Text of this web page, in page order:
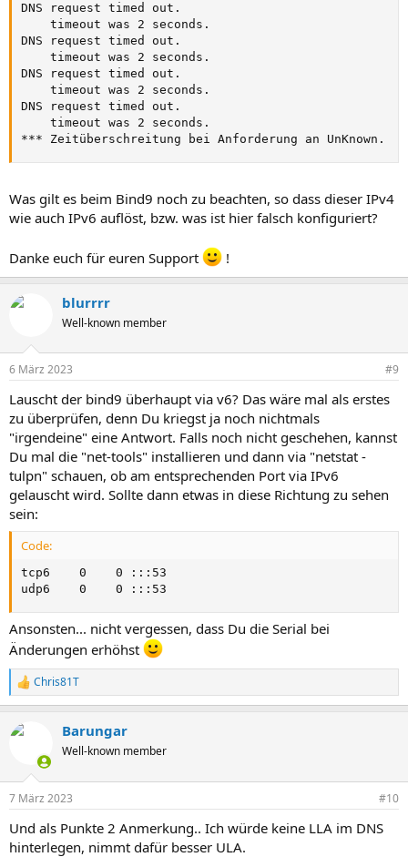
DNS request timed out.
    timeout was 2 seconds.
DNS request timed out.
    timeout was 2 seconds.
DNS request timed out.
    timeout was 2 seconds.
DNS request timed out.
    timeout was 2 seconds.
*** Zeitüberschreitung bei Anforderung an UnKnown.
Was gilt es beim Bind9 noch zu beachten, so dass dieser IPv4
wie auch IPv6 auflöst, bzw. was ist hier falsch konfiguriert?
Danke euch für euren Support !
blurrrr
Well-known member
6 März 2023 #9
Lauscht der bind9 überhaupt via v6? Das wäre mal als erstes
zu überprüfen, denn Du kriegst ja noch nichtmals
"irgendeine" eine Antwort. Falls noch nicht geschehen, kannst
Du mal die "net-tools" installieren und dann via "netstat -
tulpn" schauen, ob am entsprechenden Port via IPv6
gelauscht wird. Sollte dann etwas in diese Richtung zu sehen
sein:
Code:
tcp6    0    0 :::53
udp6    0    0 :::53
Ansonsten... nicht vergessen, dass Du die Serial bei
Änderungen erhöhst
R
e
k
e
:
Chris81T
Barungar
Well-known member
7 März 2023 #10
Und als Punkte 2 Anmerkung.. Ich würde keine LLA im DNS
hinterlegen, nimmt dafür besser ULA.